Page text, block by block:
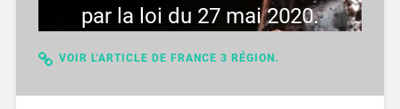
par la loi du 27 mai 2020.
VOIR L'ARTICLE DE FRANCE 3 RÉGION.